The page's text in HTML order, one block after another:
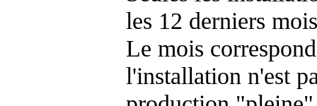
les 12 derniers
Le mois
l'installation n'est